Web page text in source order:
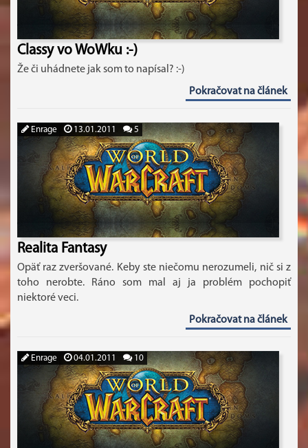
Classy vo WoWku :-)
Že či uhádnete jak som to napísal? :-)
Pokračovat na článek
Enrage 13.01.2011 5
Realita Fantasy
Opäť raz zveršované. Keby ste niečomu nerozumeli, nič si z
toho nerobte. Ráno som mal aj ja problém pochopiť
niektoré veci.
Pokračovat na článek
Enrage 04.01.2011 10